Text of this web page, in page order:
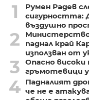
1
Румен Радев
сигурността:
въздушно
2
паднал край
използван от
3
Опасно
гръмотевици
4 Падналият
че не е